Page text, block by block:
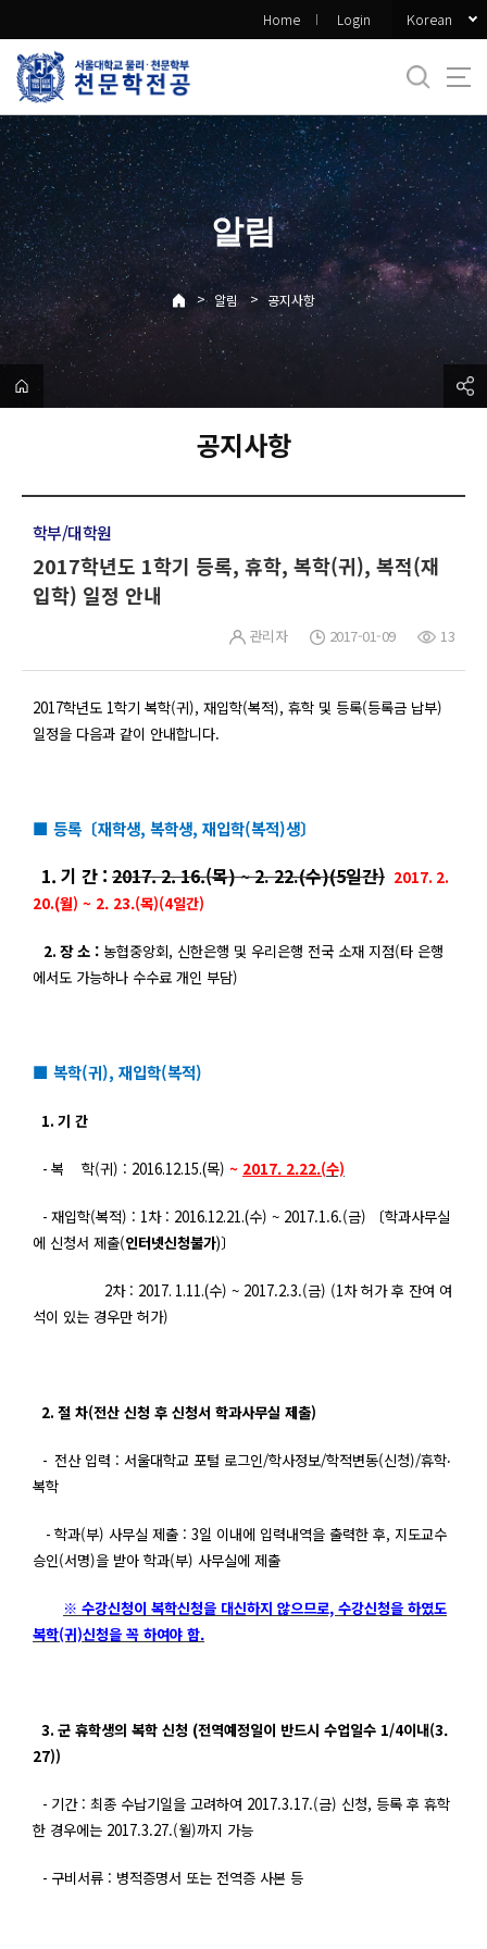
로
메
뉴
Home Login Korean
알림
> 알림 > 공지사항
공지사항
학부/대학원
2017학년도 1학기 등록, 휴학, 복학(귀), 복적(재
입학) 일정 안내
관리자 2017-01-09 13
2017학년도 1학기 복학(귀), 재입학(복적), 휴학 및 등록(등록금 납부)
일정을 다음과 같이 안내합니다.
■ 등록〔재학생, 복학생, 재입학(복적)생〕
1. 기 간 : 2017. 2. 16.(목) ~ 2. 22.(수)(5일간) 2017. 2.
20.(월) ~ 2. 23.(목)(4일간)
2. 장 소 : 농협중앙회, 신한은행 및 우리은행 전국 소재 지점(타 은행
에서도 가능하나 수수료 개인 부담)
■ 복학(귀), 재입학(복적)
1. 기 간
- 복 학(귀) : 2016.12.15.(목) ~ 2017. 2.22.(수)
- 재입학(복적) : 1차: 2016.12.21.(수) ~ 2017.1.6.(금)
〔학과사무실
에 신청서 제출(인터넷신청불가)〕
2차 : 2017. 1.11.(수) ~ 2017.2.3.(금) (1차 허가 후 잔여 여
석이 있는 경우만 허가)
2. 절 차(전산 신청 후 신청서 학과사무실 제출)
- 전산 입력 : 서울대학교 포털 로그인/학사정보/학적변동(신청)/휴학‧
복학
- 학과(부) 사무실 제출 : 3일 이내에 입력내역을 출력한 후, 지도교수
승인(서명)을 받아 학과(부) 사무실에 제출
※ 수강신청이 복학신청을 대신하지 않으므로, 수강신청을 하였도
복학(귀)신청을 꼭 하여야 함.
3. 군 휴학생의 복학 신청 (전역예정일이 반드시 수업일수 1/4이내(3.
27))
- 기간 : 최종 수납기일을 고려하여 2017.3.17.(금) 신청, 등록 후 휴학
한 경우에는 2017.3.27.(월)까지 가능
- 구비서류 : 병적증명서 또는 전역증 사본 등